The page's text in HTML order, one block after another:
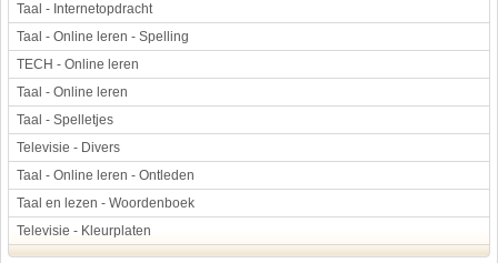
Taal - Internetopdracht
Taal - Online leren - Spelling
TECH - Online leren
Taal - Online leren
Taal - Spelletjes
Televisie - Divers
Taal - Online leren - Ontleden
Taal en lezen - Woordenboek
Televisie - Kleurplaten